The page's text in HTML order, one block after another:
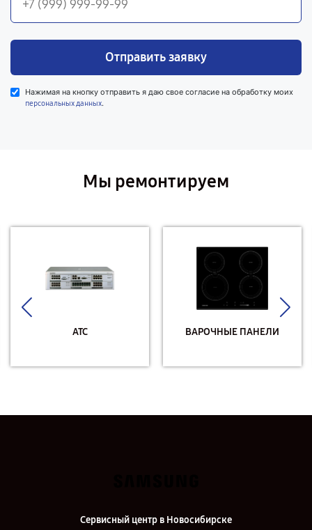
Отправить заявку
Нажимая на кнопку отправить я даю свое согласие на обработку моих
персональных данных.
Мы ремонтируем
АТС ВАРОЧНЫЕ ПАНЕЛИ
Сервисный центр в Новосибирске